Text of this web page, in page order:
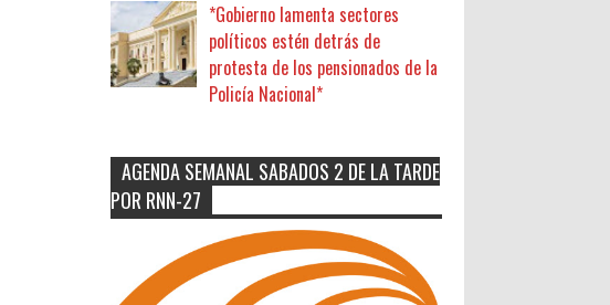
*Gobierno lamenta sectores
políticos estén detrás de
protesta de los pensionados de la
Policía Nacional*
AGENDA SEMANAL SABADOS 2 DE LA TARDE
POR RNN-27